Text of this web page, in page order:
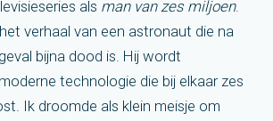
als man van zes miljoen.
verhaal van een astronaut die na
bijna dood is. Hij wordt
technologie die bij elkaar zes
Ik droomde als klein meisje om